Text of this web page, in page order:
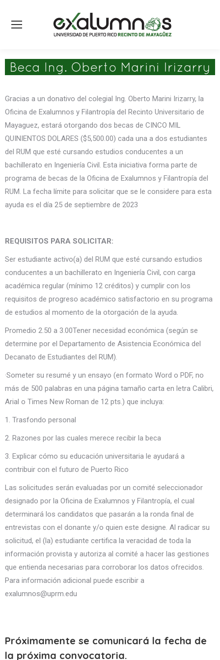
Gracias a un donativo del colegial Ing. Oberto Marini Irizarry, la
Oficina de Exalumnos y Filantropía del Recinto Universitario de
Mayaguez, estará otorgando dos becas de CINCO MIL
QUINIENTOS DOLARES ($5,500.00) cada una a dos estudiantes
del RUM que esté cursando estudios conducentes a un
bachillerato en Ingeniería Civil. Esta iniciativa forma parte de
programa de becas de la Oficina de Exalumnos y Filantropía del
RUM. La fecha límite para solicitar que se le considere para esta
ayuda es el día 25 de septiembre de 2023
REQUISITOS PARA SOLICITAR:
Ser estudiante activo(a) del RUM que esté cursando estudios
conducentes a un bachillerato en Ingeniería Civil, con carga
académica regular (mínimo 12 créditos) y cumplir con los
requisitos de progreso académico satisfactorio en su programa
de estudios al momento de la otorgación de la ayuda.
Promedio 2.50 a 3.00Tener necesidad económica (según se
determine por el Departamento de Asistencia Económica del
Decanato de Estudiantes del RUM).
·Someter su resumé y un ensayo (en formato Word o PDF, no
más de 500 palabras en una página tamaño carta en letra Calibri,
Arial o Times New Roman de 12 pts.) que incluya:
1. Trasfondo personal
2. Razones por las cuales merece recibir la beca
3. Explicar cómo su educación universitaria le ayudará a
contribuir con el futuro de Puerto Rico
Las solicitudes serán evaluadas por un comité seleccionador
designado por la Oficina de Exalumnos y Filantropía, el cual
determinará los candidatos que pasarán a la ronda final de
entrevistas con el donante y/o quien este designe. Al radicar su
solicitud, el (la) estudiante certifica la veracidad de toda la
información provista y autoriza al comité a hacer las gestiones
que entienda necesarias para corroborar los datos ofrecidos.
Para información adicional puede escribir a
exalumnos@uprm.edu
Próximamente se comunicará la fecha de
la próxima convocatoria.